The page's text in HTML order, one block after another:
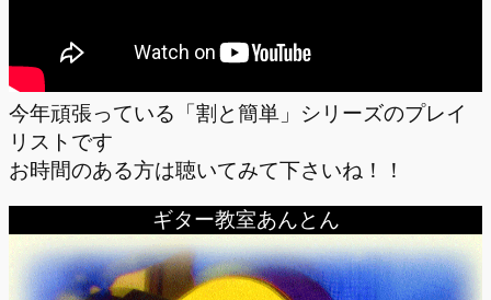
今年頑張っている「割と簡単」シリーズのプレイ
リストです
お時間のある方は聴いてみて下さいね！！
ギター教室あんとん